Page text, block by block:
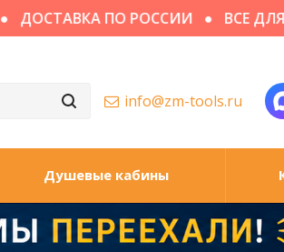
ДОСТАВКА ПО РОССИИ ВСЕ ДЛЯ
info@zm-tools.ru
Душевые кабины